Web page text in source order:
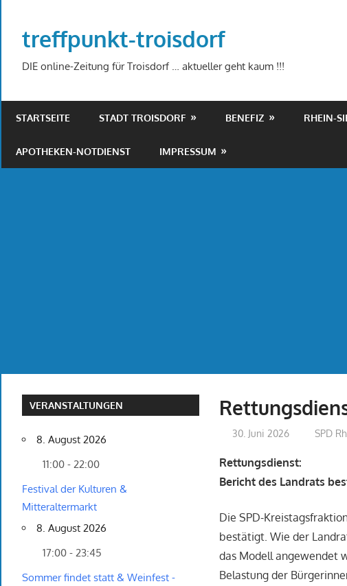
springen
treffpunkt-troisdorf
DIE online-Zeitung für Troisdorf … aktueller geht kaum !!!
STARTSEITE STADT TROISDORF BENEFIZ RHEIN-
APOTHEKEN-NOTDIENST IMPRESSUM
30. Juni 2026 SPD
Rettungsdienst:
Bericht des Landrats
Die SPD-
bestätigt. Wie der
das Modell angewendet
Belastung der
VERANSTALTUNGEN
8. August 2026
11:00 - 22:00
Festival der Kulturen &
Mitteraltermarkt
8. August 2026
17:00 - 23:45
Sommer findet statt & Weinfest -